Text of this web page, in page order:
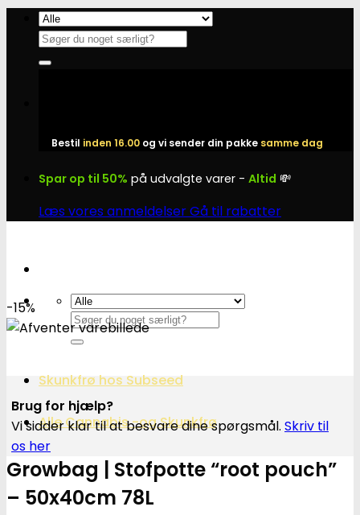
Fortsæt
indhold
Søg
efter:
Bestil inden 16.00 og vi sender din pakke samme dag
Spar op til 50% på udvalgte varer - Altid 💸
Læs vores anmeldelserGå til rabatter
Søg
efter:
Skunkfrø hos Subseed
Alle Cannabis -og Skunkfrø
-15%
Brug for hjælp?
Vi sidder klar til at besvare dine spørgsmål. Skriv til
os her
Growbag | Stofpotte “root pouch”
– 50x40cm 78L